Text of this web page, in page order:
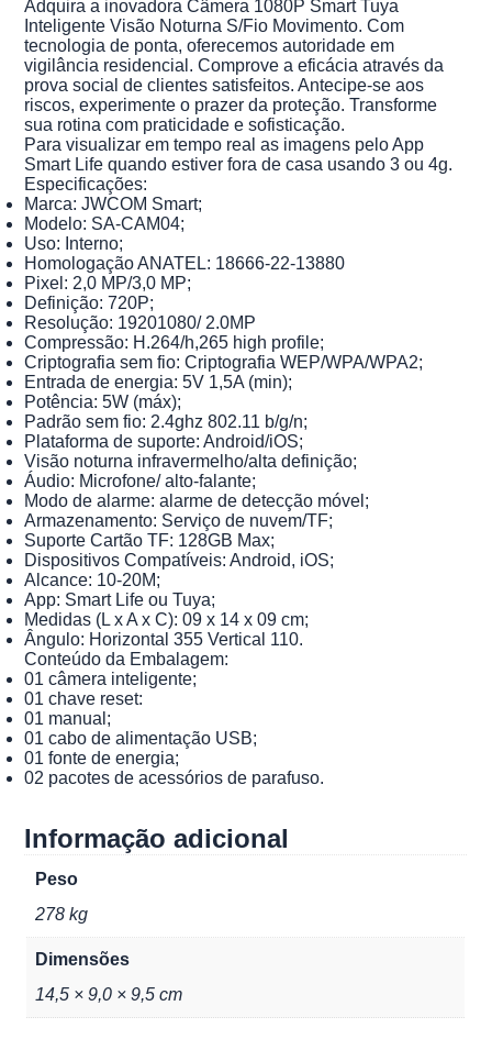
Adquira a inovadora Câmera 1080P Smart Tuya
Inteligente Visão Noturna S/Fio Movimento. Com
tecnologia de ponta, oferecemos autoridade em
vigilância residencial. Comprove a eficácia através da
prova social de clientes satisfeitos. Antecipe-se aos
riscos, experimente o prazer da proteção. Transforme
sua rotina com praticidade e sofisticação.
Para visualizar em tempo real as imagens pelo App
Smart Life quando estiver fora de casa usando 3 ou 4g.
Especificações:
Marca: JWCOM Smart;
Modelo: SA-CAM04;
Uso: Interno;
Homologação ANATEL: 18666-22-13880
Pixel: 2,0 MP/3,0 MP;
Definição: 720P;
Resolução: 19201080/ 2.0MP
Compressão: H.264/h,265 high profile;
Criptografia sem fio: Criptografia WEP/WPA/WPA2;
Entrada de energia: 5V 1,5A (min);
Potência: 5W (máx);
Padrão sem fio: 2.4ghz 802.11 b/g/n;
Plataforma de suporte: Android/iOS;
Visão noturna infravermelho/alta definição;
Áudio: Microfone/ alto-falante;
Modo de alarme: alarme de detecção móvel;
Armazenamento: Serviço de nuvem/TF;
Suporte Cartão TF: 128GB Max;
Dispositivos Compatíveis: Android, iOS;
Alcance: 10-20M;
App: Smart Life ou Tuya;
Medidas (L x A x C): 09 x 14 x 09 cm;
Ângulo: Horizontal 355 Vertical 110.
Conteúdo da Embalagem:
01 câmera inteligente;
01 chave reset:
01 manual;
01 cabo de alimentação USB;
01 fonte de energia;
02 pacotes de acessórios de parafuso.
Informação adicional
Peso
278 kg
Dimensões
14,5 × 9,0 × 9,5 cm